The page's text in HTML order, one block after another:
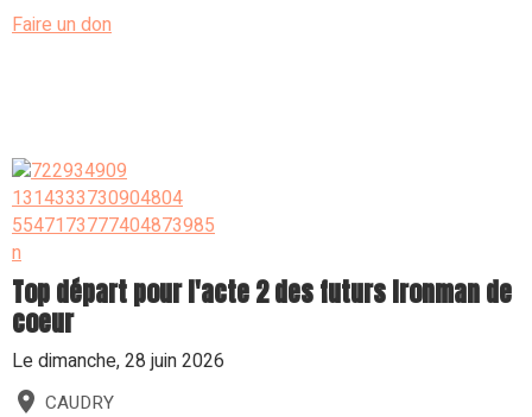
Faire un don
Top départ pour l'acte 2 des futurs Ironman de
coeur
Le dimanche, 28 juin 2026
CAUDRY